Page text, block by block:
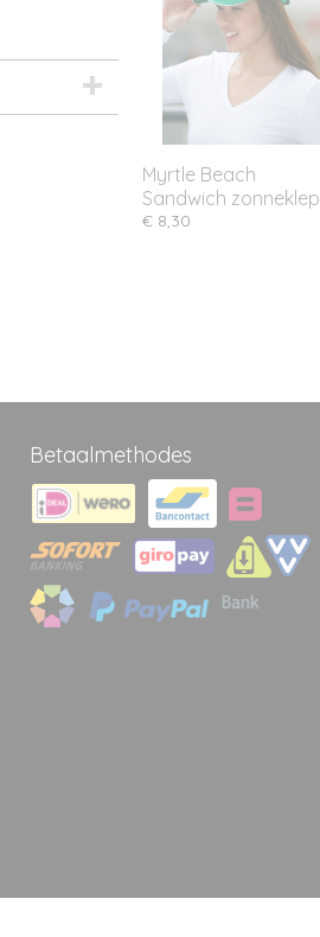
Myrtle Beach
Sandwich zonneklep
€ 8,30
Betaalmethodes